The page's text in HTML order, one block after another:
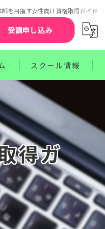
を目指す女性向け資格取得ガイド
受講申し込み
スクール情報
責任補償制度
を解消するQ&A
資格取得までのステップ
払方法
得ガ